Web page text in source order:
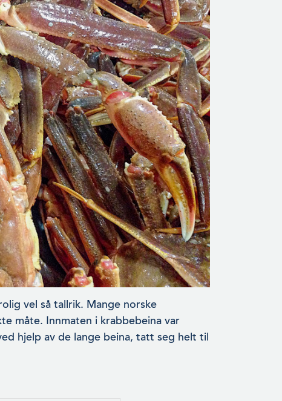
vel så tallrik. Mange norske
måte. Innmaten i krabbebeina var
hjelp av de lange beina, tatt seg helt til